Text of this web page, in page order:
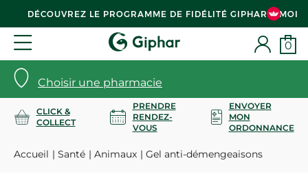
DÉCOUVREZ LE PROGRAMME DE FIDÉLITÉ GIPHAR & MOI
Choisir une pharmacie
0
CLICK &
COLLECT
PRENDRE
RENDEZ-
VOUS
ENVOYER
MON
ORDONNANCE
Accueil Santé Animaux Gel anti-démengeaisons